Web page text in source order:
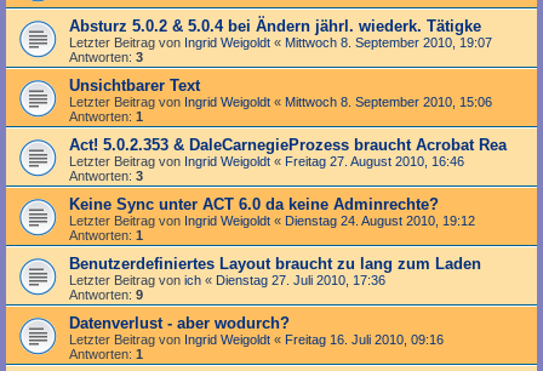
Absturz 5.0.2 & 5.0.4 bei Ändern jährl. wiederk. Tätigke
Letzter Beitrag von Ingrid Weigoldt « Mittwoch 8. September 2010, 19:07
Antworten: 3
Unsichtbarer Text
Letzter Beitrag von Ingrid Weigoldt « Mittwoch 8. September 2010, 15:06
Antworten: 1
Act! 5.0.2.353 & DaleCarnegieProzess braucht Acrobat Rea
Letzter Beitrag von Ingrid Weigoldt « Freitag 27. August 2010, 16:46
Antworten: 3
Keine Sync unter ACT 6.0 da keine Adminrechte?
Letzter Beitrag von Ingrid Weigoldt « Dienstag 24. August 2010, 19:12
Antworten: 1
Benutzerdefiniertes Layout braucht zu lang zum Laden
Letzter Beitrag von ich « Dienstag 27. Juli 2010, 17:36
Antworten: 9
Datenverlust - aber wodurch?
Letzter Beitrag von Ingrid Weigoldt « Freitag 16. Juli 2010, 09:16
Antworten: 1